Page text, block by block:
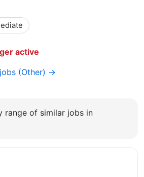
active
jobs (Other) →
range of similar jobs in